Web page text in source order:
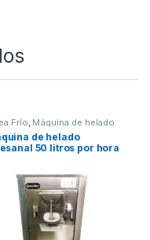
Frío, Máquina de helado
de helado
50 litros por hora